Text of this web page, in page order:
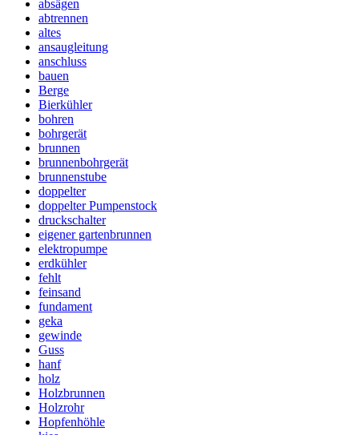
absägen
abtrennen
altes
ansaugleitung
anschluss
bauen
Berge
Bierkühler
bohren
bohrgerät
brunnen
brunnenbohrgerät
brunnenstube
doppelter
doppelter Pumpenstock
druckschalter
eigener gartenbrunnen
elektropumpe
erdkühler
fehlt
feinsand
fundament
geka
gewinde
Guss
hanf
holz
Holzbrunnen
Holzrohr
Hopfenhöhle